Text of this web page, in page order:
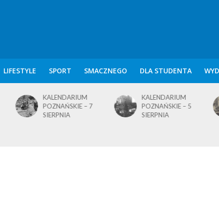
LIFESTYLE SPORT SMACZNEGO DLA STUDENTA
KALENDARIUM
POZNAŃSKIE – 7
SIERPNIA
KALENDARIUM
POZNAŃSKIE – 5
SIERPNIA